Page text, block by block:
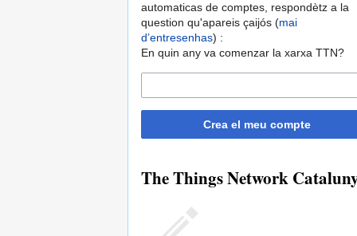
automaticas de comptes, respondètz a la
question qu'apareis çaijós (mai
d’entresenhas) :
En quin any va comenzar la xarxa TTN?
Crea el meu compte
The Things Network